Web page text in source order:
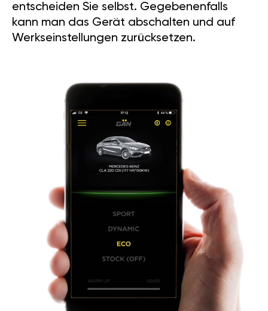
entscheiden Sie selbst. Gegebenenfalls
kann man das Gerät abschalten und auf
Werkseinstellungen zurücksetzen.